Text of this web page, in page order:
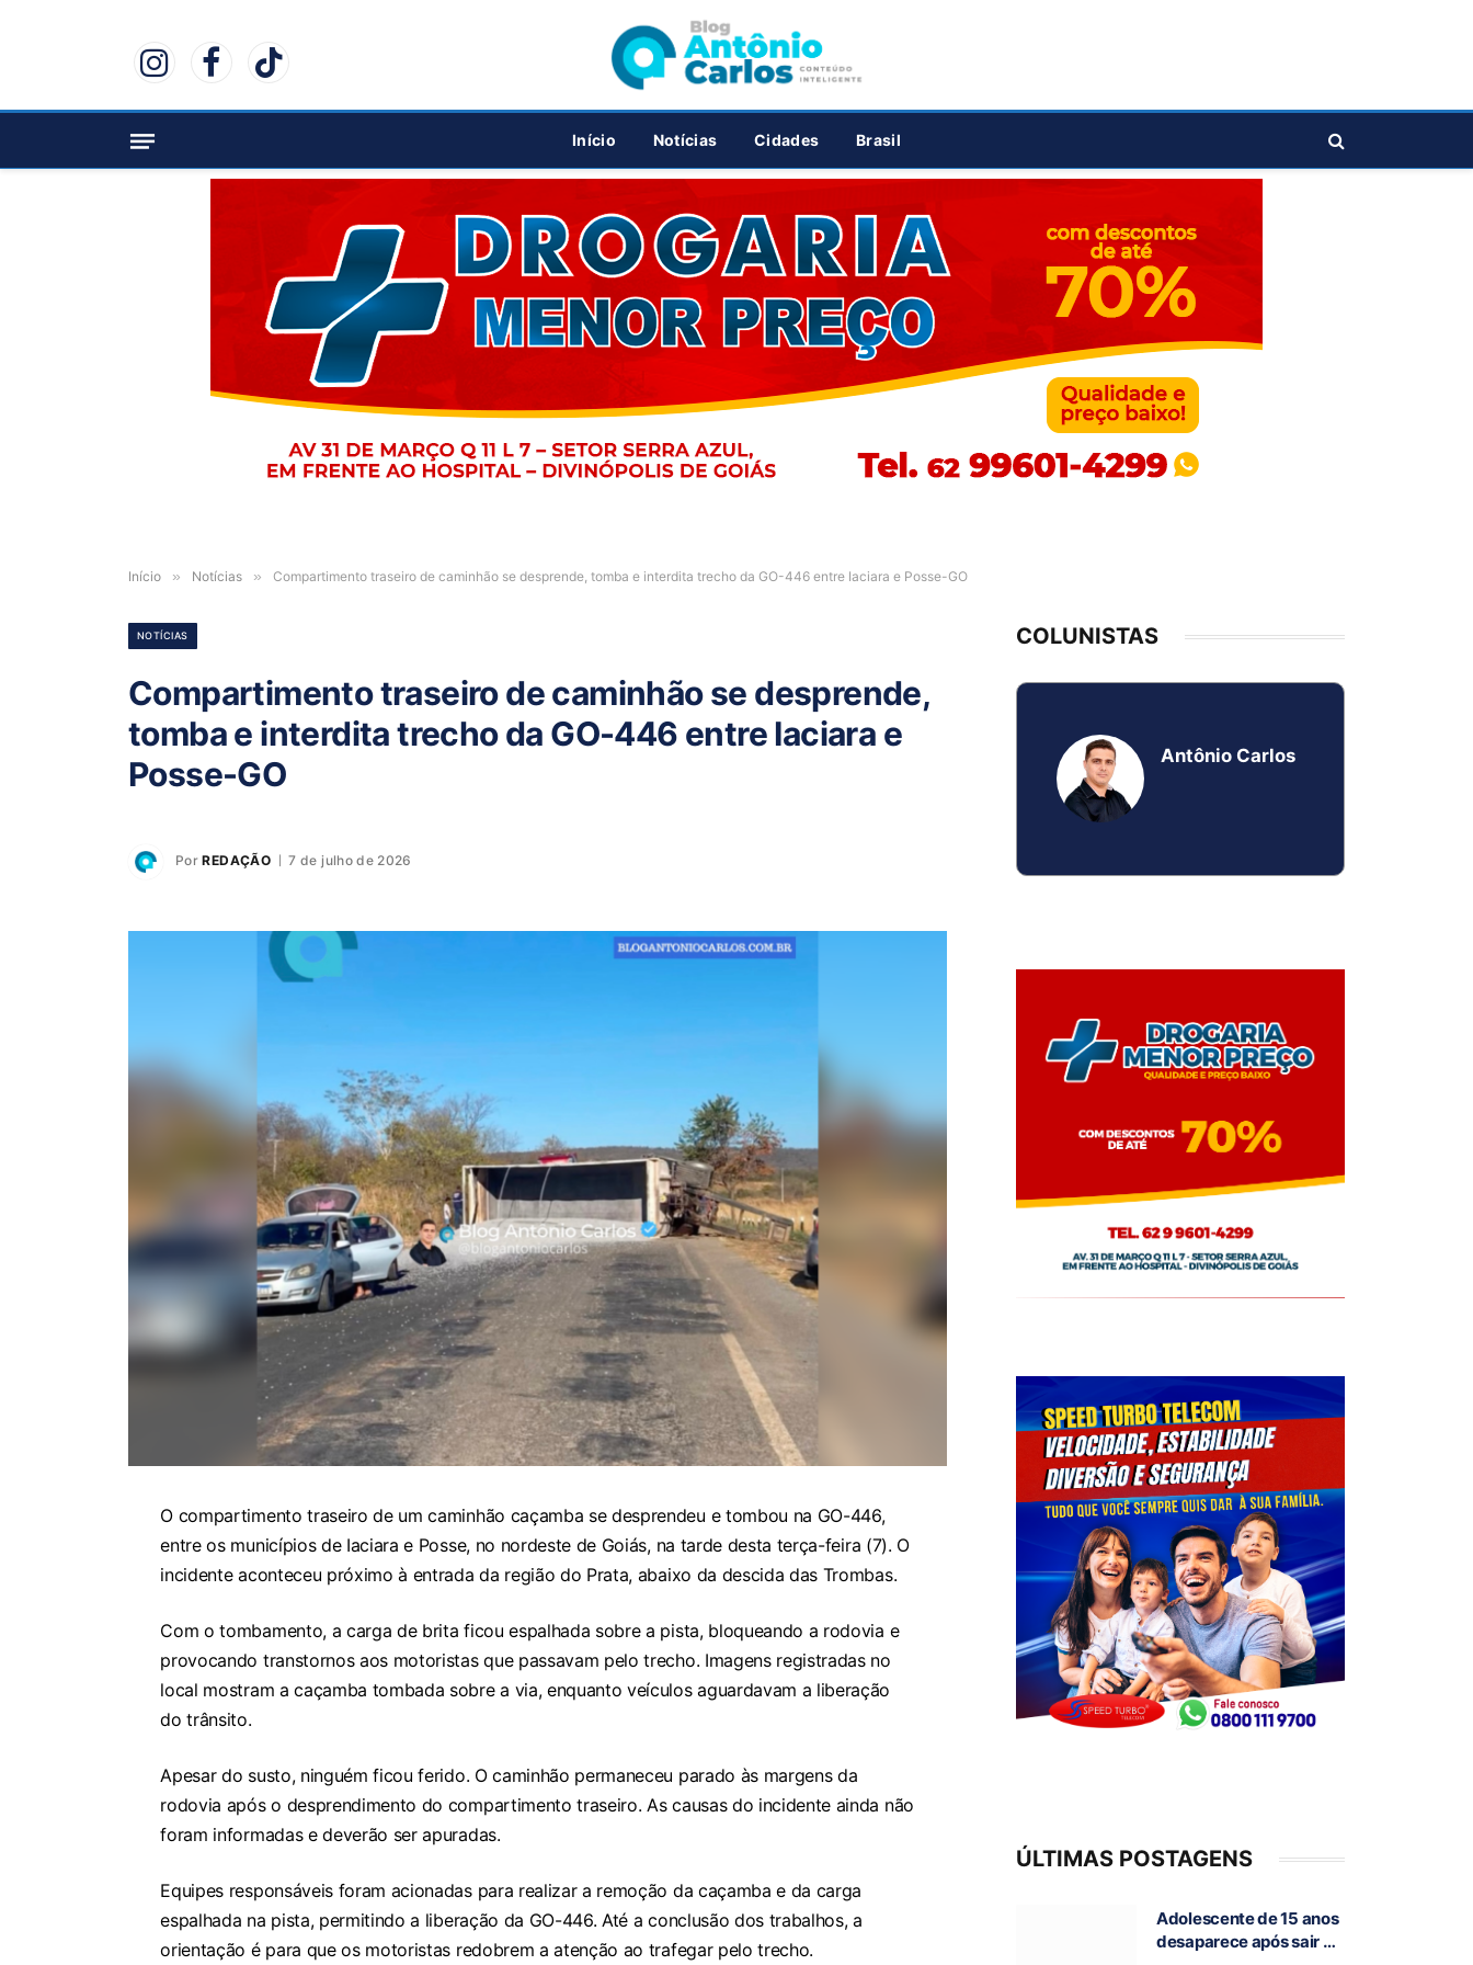
InstagramFacebookTikTok
Início Notícias Cidades Brasil
PUBLICIDADE
Início » Notícias » Compartimento traseiro de caminhão se desprende, tomba e interdita trecho da GO-446 entre Iaciara e Posse-GO
NOTÍCIAS
Compartimento traseiro de caminhão se desprende,
tomba e interdita trecho da GO-446 entre Iaciara e
Posse-GO
Por REDAÇÃO 7 de julho de 2026
O compartimento traseiro de um caminhão caçamba se desprendeu e tombou na GO-446,
entre os municípios de Iaciara e Posse, no nordeste de Goiás, na tarde desta terça-feira (7). O
incidente aconteceu próximo à entrada da região do Prata, abaixo da descida das Trombas.
Com o tombamento, a carga de brita ficou espalhada sobre a pista, bloqueando a rodovia e
provocando transtornos aos motoristas que passavam pelo trecho. Imagens registradas no
local mostram a caçamba tombada sobre a via, enquanto veículos aguardavam a liberação
do trânsito.
Apesar do susto, ninguém ficou ferido. O caminhão permaneceu parado às margens da
rodovia após o desprendimento do compartimento traseiro. As causas do incidente ainda não
foram informadas e deverão ser apuradas.
Equipes responsáveis foram acionadas para realizar a remoção da caçamba e da carga
espalhada na pista, permitindo a liberação da GO-446. Até a conclusão dos trabalhos, a
orientação é para que os motoristas redobrem a atenção ao trafegar pelo trecho.
COLUNISTAS
Antônio Carlos
ÚLTIMAS POSTAGENS
Adolescente de 15 anos
desaparece após sair de